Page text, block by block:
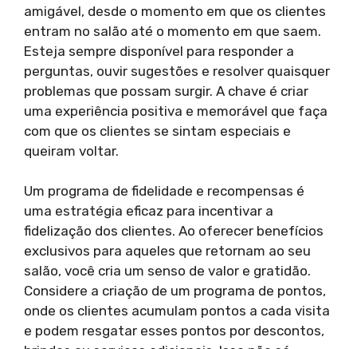
amigável, desde o momento em que os clientes
entram no salão até o momento em que saem.
Esteja sempre disponível para responder a
perguntas, ouvir sugestões e resolver quaisquer
problemas que possam surgir. A chave é criar
uma experiência positiva e memorável que faça
com que os clientes se sintam especiais e
queiram voltar.
Um programa de fidelidade e recompensas é
uma estratégia eficaz para incentivar a
fidelização dos clientes. Ao oferecer benefícios
exclusivos para aqueles que retornam ao seu
salão, você cria um senso de valor e gratidão.
Considere a criação de um programa de pontos,
onde os clientes acumulam pontos a cada visita
e podem resgatar esses pontos por descontos,